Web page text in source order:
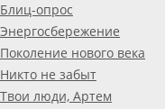
Блиц-опрос
Энергосбережение
Поколение нового века
Никто не забыт
Твои люди, Артем